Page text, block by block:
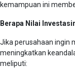
kemampuan ini
Berapa Nilai
Jika perusahaan ingin
meningkatkan
meliputi: